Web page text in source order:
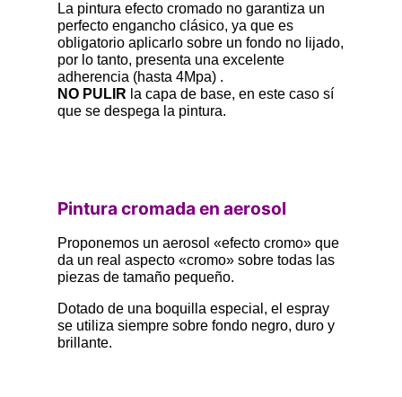
La pintura efecto cromado no garantiza un
perfecto engancho clásico, ya que es
obligatorio aplicarlo sobre un fondo no lijado,
por lo tanto, presenta una excelente
adherencia (hasta 4Mpa) .
NO PULIR la capa de base, en este caso sí
que se despega la pintura.
Pintura cromada en aerosol
Proponemos un aerosol «efecto cromo» que
da un real aspecto «cromo» sobre todas las
piezas de tamaño pequeño.
Dotado de una boquilla especial, el espray
se utiliza siempre sobre fondo negro, duro y
brillante.